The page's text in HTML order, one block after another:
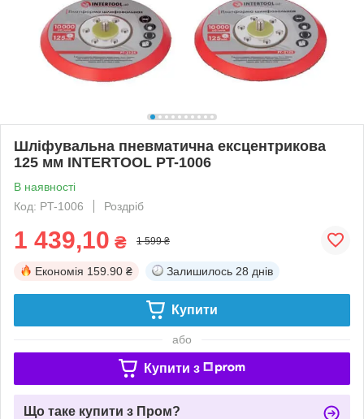
Шліфувальна пневматична ексцентрикова
125 мм INTERTOOL PT-1006
В наявності
Код: PT-1006
Роздріб
1 439,10 ₴ 1 599 ₴
Економія 159.90 ₴ Залишилось 28 днів
Купити
або
Купити з
Що таке купити з Пром?